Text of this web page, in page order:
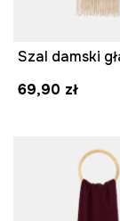
69,90 zł